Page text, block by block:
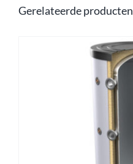
Gerelateerde producten